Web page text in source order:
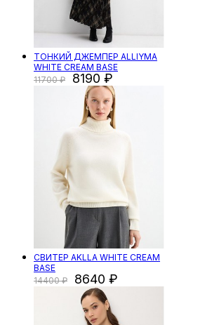
ТОНКИЙ ДЖЕМПЕР ALLIYMA
WHITE CREAM BASE
11700
8190
СВИТЕР AKLLA WHITE CREAM
BASE
14400
8640